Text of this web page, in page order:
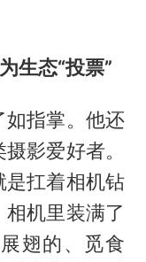
生态“投票”
如指掌。他还
影爱好者。
是扛着相机钻
机里装满了
翅的、觅食